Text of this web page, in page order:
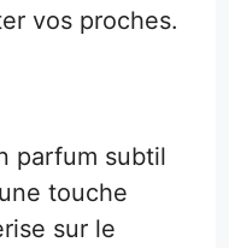
vos proches.
parfum subtil
touche
sur le